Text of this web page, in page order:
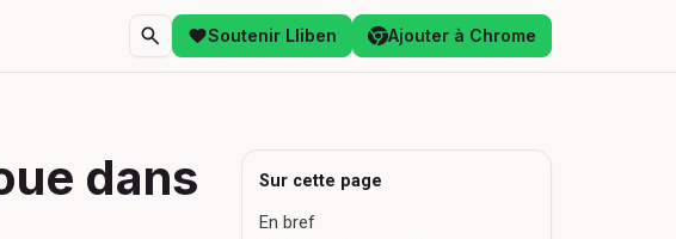
Soutenir Lliben Ajouter à Chrome
dans
Sur cette page
En bref